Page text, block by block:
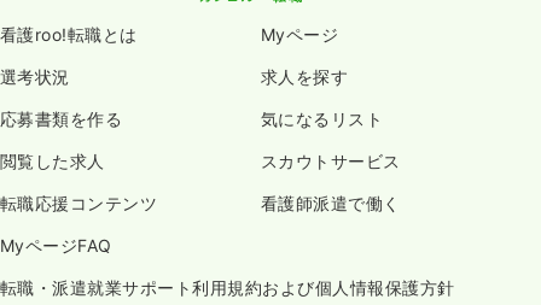
看護roo!転職とは Myページ
選考状況 求人を探す
応募書類を作る 気になるリスト
閲覧した求人 スカウトサービス
転職応援コンテンツ 看護師派遣で働く
MyページFAQ
転職・派遣就業サポート利用規約および個人情報保護方針